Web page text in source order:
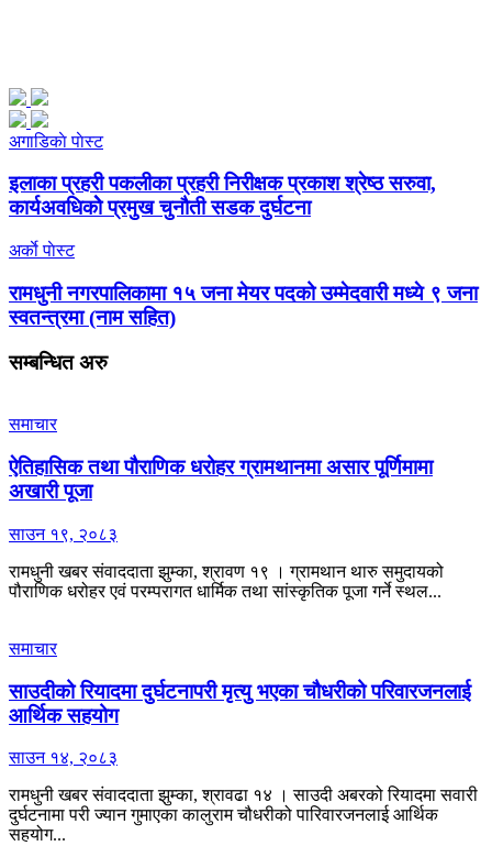
अगाडिकाे पाेस्ट
इलाका प्रहरी पकलीका प्रहरी निरीक्षक प्रकाश श्रेष्ठ सरुवा,
कार्यअवधिकोे प्रमुख चुनौती सडक दुर्घटना
अर्काे पाेस्ट
रामधुनी नगरपालिकामा १५ जना मेयर पदको उम्मेदवारी मध्ये ९ जना
स्वतन्त्रमा (नाम सहित)
सम्बन्धितअरु
समाचार
ऐतिहासिक तथा पौराणिक धरोहर ग्रामथानमा असार पूर्णिमामा
अखारी पूजा
साउन १९, २०८३
रामधुनी खबर संवाददाता झुम्का, श्रावण १९ । ग्रामथान थारु समुदायको
पौराणिक धरोहर एवं परम्परागत धार्मिक तथा सांस्कृतिक पूजा गर्ने स्थल...
समाचार
साउदीको रियादमा दुर्घटनापरी मृत्यु भएका चौधरीको परिवारजनलाई
आर्थिक सहयोग
साउन १४, २०८३
रामधुनी खबर संवाददाता झुम्का, श्रावढा १४ । साउदी अबरको रियादमा सवारी
दुर्घटनामा परी ज्यान गुमाएका कालुराम चौधरीको पारिवारजनलाई आर्थिक
सहयोग...